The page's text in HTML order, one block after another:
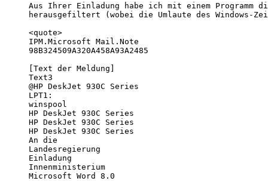
Aus Ihrer Einladung habe ich mit einem Programm
herausgefiltert (wobei die Umlaute des Windows-
<quote>
IPM.Microsoft Mail.Note
98B324509A320A458A93A2485
[Text der Meldung]
Text3
@HP DeskJet 930C Series
LPT1:
winspool
HP DeskJet 930C Series
HP DeskJet 930C Series
HP DeskJet 930C Series
An die
Landesregierung
Einladung
Innenministerium
Microsoft Word 8.0